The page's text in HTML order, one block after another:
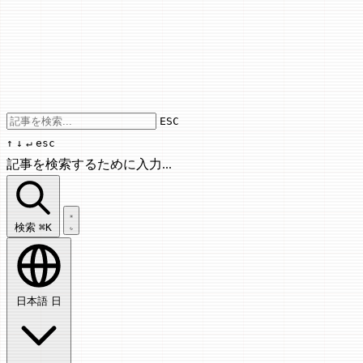
Use arrow keys to navigate results,
ESC
↑ ↓ ↵ esc
記事を検索するために入力...
記事を検索...
検索 ⌘K
日本語 日